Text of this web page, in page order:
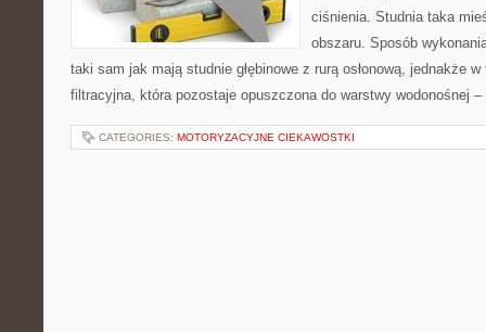
ciśnienia. Studnia taka
obszaru. Sposób
taki sam jak mają studnie głębinowe z rurą osłonową, jednakże
filtracyjna, która pozostaje opuszczona do warstwy wodonośnej
CATEGORIES: MOTORYZACYJNE CIEKAWOSTKI